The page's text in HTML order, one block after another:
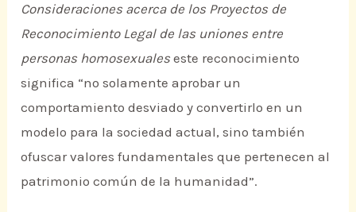
Consideraciones acerca de los Proyectos de
Reconocimiento Legal de las uniones entre
personas homosexuales este reconocimiento
significa “no solamente aprobar un
comportamiento desviado y convertirlo en un
modelo para la sociedad actual, sino también
ofuscar valores fundamentales que pertenecen al
patrimonio común de la humanidad”.